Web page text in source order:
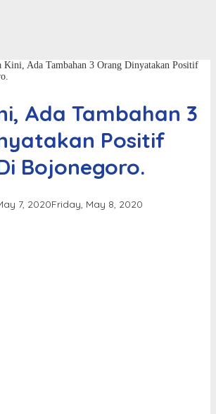
Kini, Ada Tambahan 3 Orang Dinyatakan Positif
Ada Tambahan 3
Positif
Bojonegoro.
7, 2020Friday, May 8, 2020